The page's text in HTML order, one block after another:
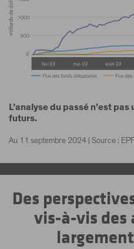
L’analyse du passé n’est
futurs.
Au 11 septembre 2024 | Source :
Des
vis-à-vis des